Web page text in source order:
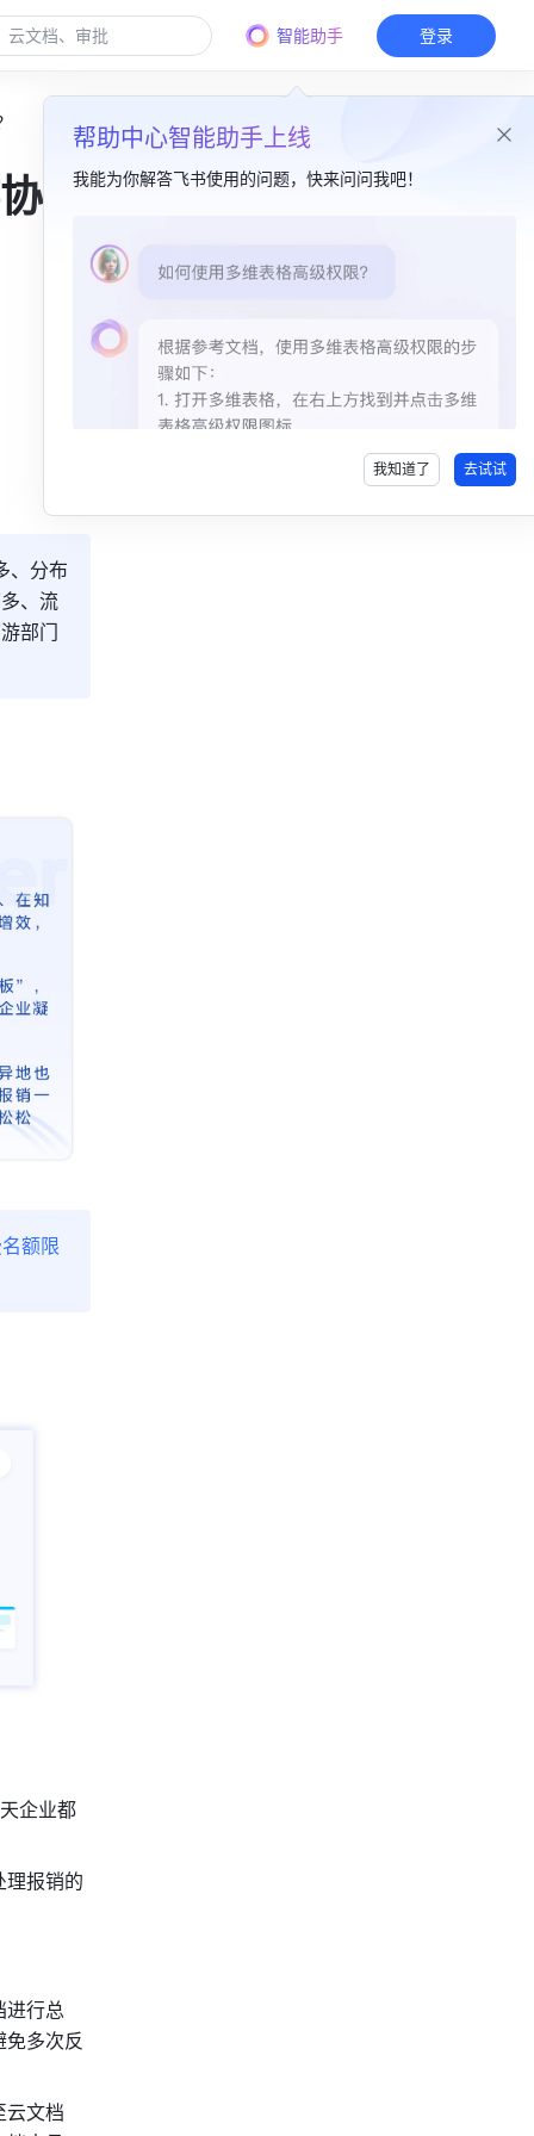
智能助手
帮助中心智能助手上线
我能为你解答飞书使用的问题，快来问问我吧！
我知道了 去试试
登录
同
、分布
、流
部门
额限
企业都
理报销的
进行总
多次反
云文档
二、企业活动云上相聚​
三、外勤打卡一步到位​